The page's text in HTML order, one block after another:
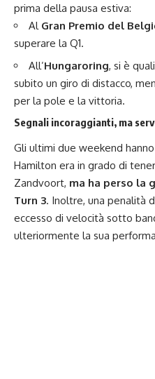
prima della pausa estiva:
Al Gran Premio del
superare la Q1.
All’Hungaroring, si è
subito un giro di distacco,
per la pole e la vittoria.
Segnali incoraggianti, ma
Gli ultimi due weekend
Hamilton era in grado di
Zandvoort, ma ha perso la
Turn 3. Inoltre, una penalità
eccesso di velocità sotto
ulteriormente la sua